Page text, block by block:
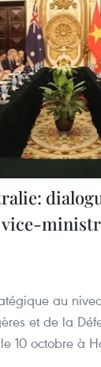
au
et de la
10 octobre à